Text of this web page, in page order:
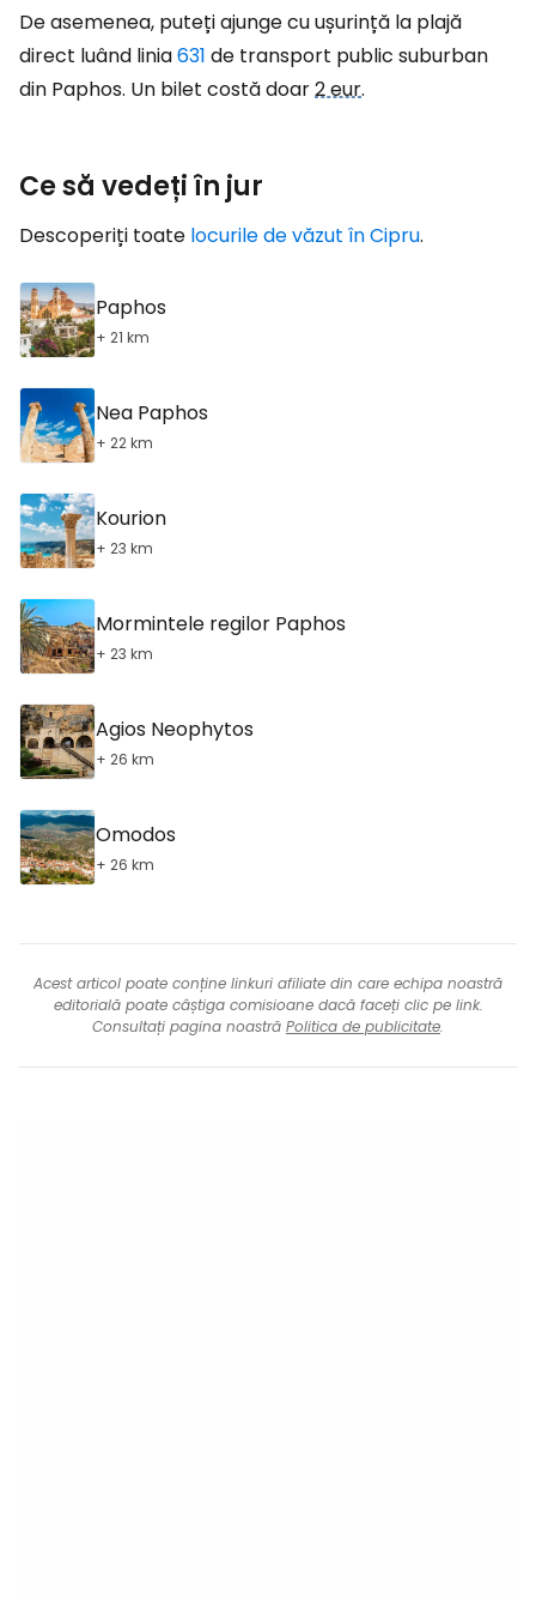
De asemenea, puteți ajunge cu ușurință la plajă
direct luând linia631 de transport public suburban
din Paphos. Un bilet costă doar2 eur.
Ce să vedeți în jur
Descoperiți toate locurile de văzut în Cipru.
Paphos
+ 21 km
Nea Paphos
+ 22 km
Kourion
+ 23 km
Mormintele regilor Paphos
+ 23 km
Agios Neophytos
+ 26 km
Omodos
+ 26 km
Acest articol poate conține linkuri afiliate din care echipa noastră
editorială poate câștiga comisioane dacă faceți clic pe link.
Consultați pagina noastră Politica de publicitate.